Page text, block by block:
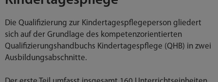
Die Qualifizierung zur Kindertagespflegeperson gliedert
sich auf der Grundlage des kompetenzorientierten
Qualifizierungshandbuchs Kindertagespflege (QHB) in zwei
Ausbildungsabschnitte.